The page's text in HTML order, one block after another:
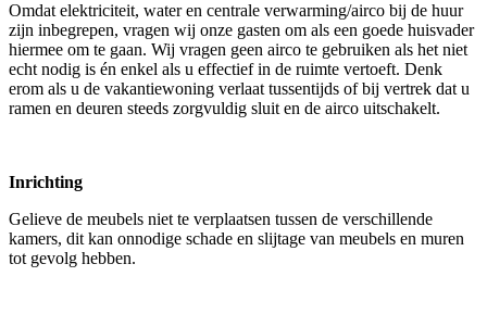
Omdat elektriciteit, water en centrale verwarming/airco bij de huur
zijn inbegrepen, vragen wij onze gasten om als een goede huisvader
hiermee om te gaan. Wij vragen geen airco te gebruiken als het niet
echt nodig is én enkel als u effectief in de ruimte vertoeft. Denk
erom als u de vakantiewoning verlaat tussentijds of bij vertrek dat u
ramen en deuren steeds zorgvuldig sluit en de airco uitschakelt.
Inrichting
Gelieve de meubels niet te verplaatsen tussen de verschillende
kamers, dit kan onnodige schade en slijtage van meubels en muren
tot gevolg hebben.